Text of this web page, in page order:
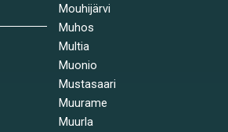
Mouhijärvi
Muhos
Multia
Muonio
Mustasaari
Muurame
Muurla